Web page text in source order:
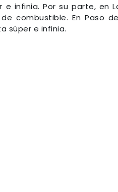
e infinia. Por su parte, en
combustible. En Paso
súper e infinia.